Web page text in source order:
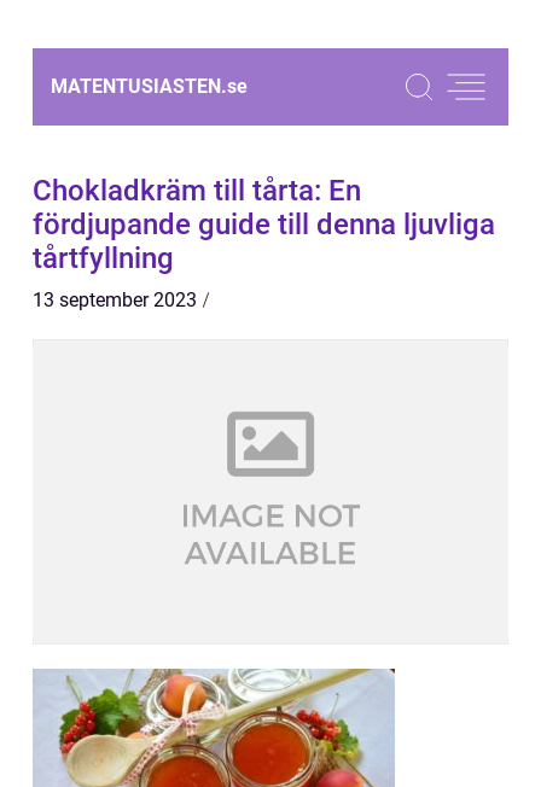
MATENTUSIASTEN.se
Chokladkräm till tårta: En
fördjupande guide till denna ljuvliga
tårtfyllning
13 september 2023